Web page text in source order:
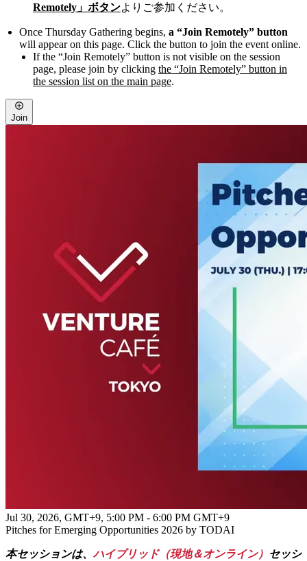
Remotely」ボタンよりご参加ください。
Once Thursday Gathering begins, a “Join Remotely” button
will appear on this page. Click the button to join the event online.
If the “Join Remotely” button is not visible on the session
page, please join by clicking the “Join Remotely” button in
the session list on the main page.
Join
Jul 30, 2026, GMT+9, 5:00 PM - 6:00 PM GMT+9
Pitches for Emerging Opportunities 2026 by TODAI
本セッションは、 ハイブリッド（現地＆オンライン） セッシ